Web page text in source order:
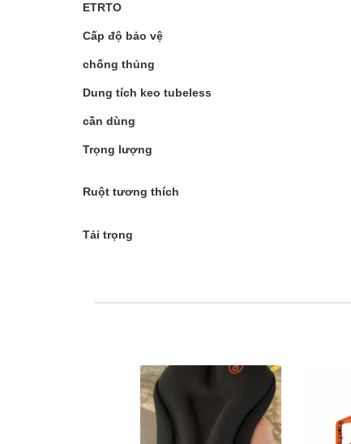
ETRTO
Cấp độ bảo vệ
chống thủng
Dung tích keo tubeless
cần dùng
Trọng lượng
Ruột tương thích
Tải trọng